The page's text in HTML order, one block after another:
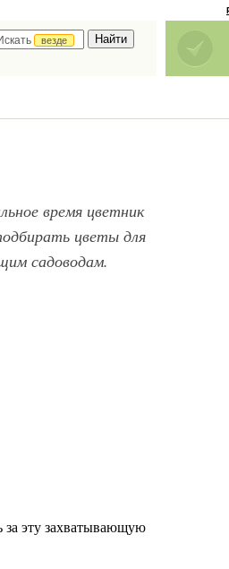
везде
время цветник
цветы для
садоводам.
за эту захватывающую